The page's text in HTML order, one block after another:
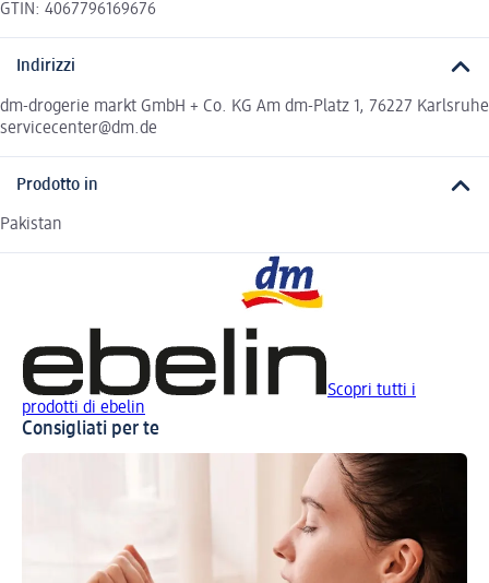
GTIN: 4067796169676
Indirizzi
dm-drogerie markt GmbH + Co. KG Am dm-Platz 1, 76227 Karlsruhe
servicecenter@dm.de
Prodotto in
Pakistan
Scopri tutti i
prodotti di ebelin
Consigliati per te